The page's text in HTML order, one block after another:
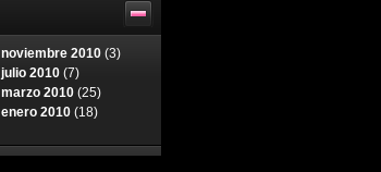
noviembre 2010 (3)
julio 2010 (7)
marzo 2010 (25)
enero 2010 (18)